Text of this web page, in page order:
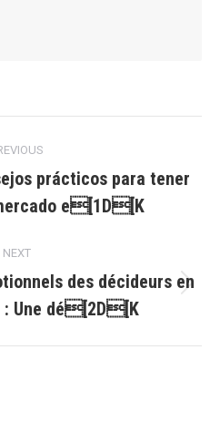
Previous
post:
prácticos para tener
e[1D[K
NEXT
post:
des décideurs en
: Une dé[2D[K